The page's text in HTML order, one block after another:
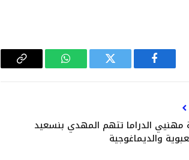
فيسبوك تويتر واتساب
Copy
مهنيي الدراما تتهم المهدي بنسعيد
والديماغوجية